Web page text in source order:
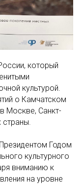
который
культурой.
о Камчатском
Москве, Санкт-
страны.
Годом
культурного
вниманию к
на уровне